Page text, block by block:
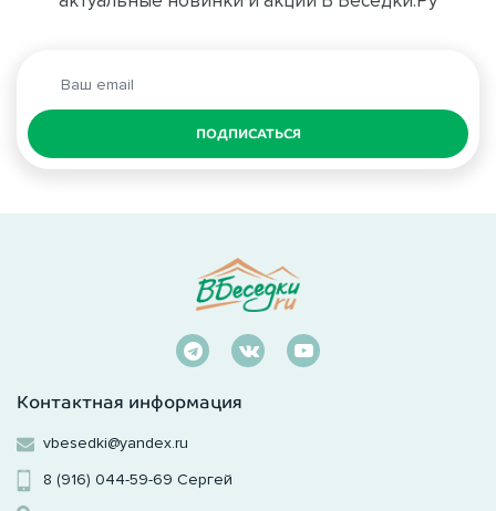
ПОДПИСАТЬСЯ
Контактная информация
vbesedki@yandex.ru
8 (916) 044-59-69 Сергей